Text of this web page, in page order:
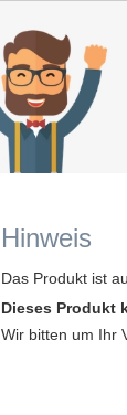
Hinweis
Das Produkt ist
Dieses Produkt
Wir bitten um Ihr